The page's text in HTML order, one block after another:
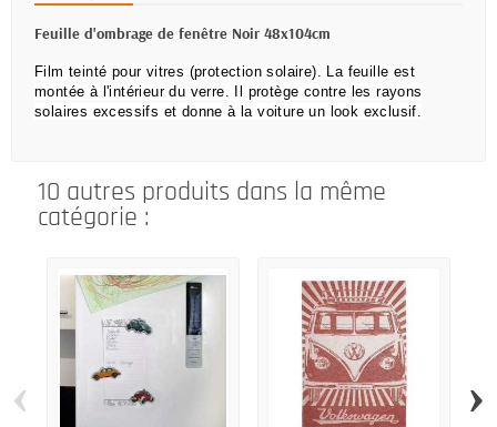
Feuille d'ombrage de fenêtre Noir 48x104cm
Film teinté pour vitres (protection solaire). La feuille est
montée à l'intérieur du verre.
Il protège contre les rayons
solaires excessifs et donne à la voiture un look exclusif.
10 autres produits dans la même
catégorie :
‹ ›